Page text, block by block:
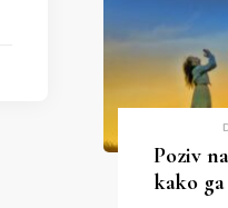
Poziv
kako